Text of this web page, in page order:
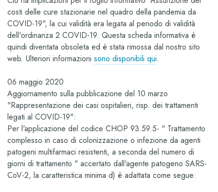
costi delle cure stazionarie nel quadro della pandemia da
COVID-19", la cui validità era legata al periodo di validità
dell'ordinanza 2 COVID-19. Questa scheda informativa è
quindi diventata obsoleta ed è stata rimossa dal nostro sito
web. Ulteriori informazioni sono disponibili qui.
06 maggio 2020
Aggiornamento sulla pubblicazione del 10 marzo
"Rappresentazione dei casi ospitalieri, risp. dei trattamenti
legati al COVID-19":
Per l'applicazione del codice CHOP 93.59.5- " Trattamento
complesso in caso di colonizzazione o infezione da agenti
patogeni multifarmaci resistenti, a seconda del numero di
giorni di trattamento " accertato dall'agente patogeno SARS-
CoV-2, la caratteristica minima d) è adattata come segue: